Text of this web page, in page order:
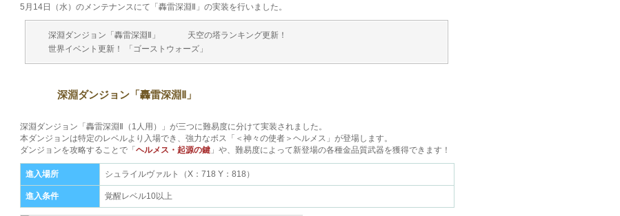
5月14日（水）のメンテナンスにて「轟雷深淵Ⅱ」の実装を行いました。
深淵ダンジョン「轟雷深淵Ⅱ」
天空の塔ランキング更新！
世界イベント更新！ 「ゴーストウォーズ」
深淵ダンジョン「轟雷深淵Ⅱ」
深淵ダンジョン「轟雷深淵Ⅱ（1人用）」が三つに難易度に分けて実装されました。
本ダンジョンは特定のレベルより入場でき、強力なボス「＜神々の使者＞ヘルメス」が登場します。
ダンジョンを攻略することで「 ヘルメス・起源の鍵」や、難易度によって新登場の各種金品質武器を獲得できます！
進入場所 シュライルヴァルト（X：718 Y：818）
進入条件 覚醒レベル10以上